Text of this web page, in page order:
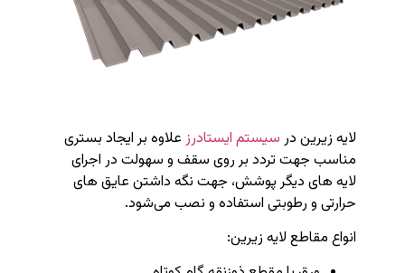
لایه زیرین در سیستم ایستادرز علاوه بر ایجاد بستری
مناسب جهت تردد بر روی سقف و سهولت در اجرای
لایه های دیگر پوشش، جهت نگه داشتن عایق های
حرارتی و رطوبتی استفاده و نصب می‌شود.
انواع مقاطع لایه زیرین: